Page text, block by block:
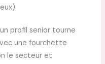
profil senior tourne
une fourchette
le secteur et